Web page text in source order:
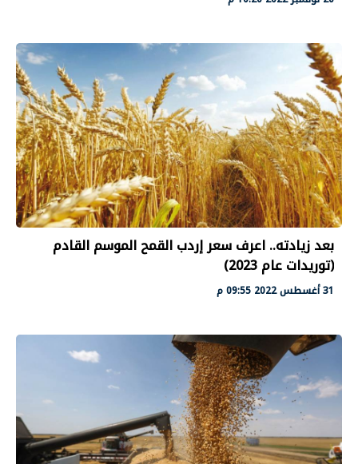
بعد زيادته.. اعرف سعر إردب القمح الموسم القادم
(توريدات عام 2023)
31 أغسطس 2022 09:55 م